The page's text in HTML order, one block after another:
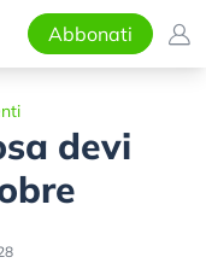
Abbonati
devi